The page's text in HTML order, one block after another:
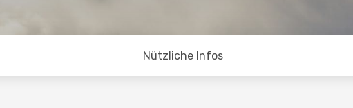
Nützliche Infos